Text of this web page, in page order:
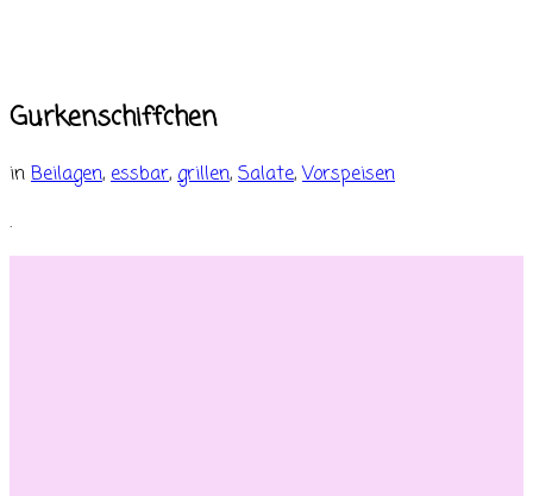
Gurkenschiffchen
in Beilagen, essbar, grillen, Salate,Vorspeisen
.